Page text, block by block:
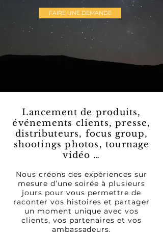
FAIRE UNE DEMANDE
Lancement de produits,
événements clients, presse,
distributeurs, focus group,
shootings photos, tournage
vidéo …
Nous créons des expériences sur
mesure d’une soirée à plusieurs
jours pour vous permettre de
raconter vos histoires et partager
un moment unique avec vos
clients, vos partenaires et vos
ambassadeurs.